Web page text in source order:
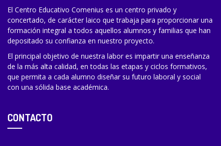
El Centro Educativo Comenius es un centro privado y
concertado, de carácter laico que trabaja para proporcionar una
formación integral a todos aquellos alumnos y familias que han
depositado su confianza en nuestro proyecto.
El principal objetivo de nuestra labor es impartir una enseñanza
de la más alta calidad, en todas las etapas y ciclos formativos,
que permita a cada alumno diseñar su futuro laboral y social
con una sólida base académica.
CONTACTO